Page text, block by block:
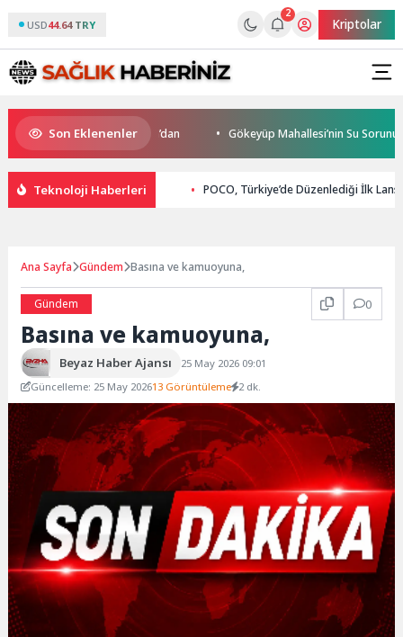
USD44.64 TRY
2
Kriptolar
Son Eklenenler
start Başkan Büyükakın’dan Gökeyüp Mahallesi’nin Su Sorunu
Teknoloji Haberleri POCO, Türkiye’de Düzenlediği İlk
Ana Sayfa Gündem Basına ve kamuoyuna,
Gündem 0
Basına ve kamuoyuna,
Beyaz Haber Ajansı
25 May 2026 09:01
Güncelleme: 25 May 202613 Görüntüleme 2 dk.